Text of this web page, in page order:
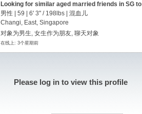
Looking for similar aged married friends in SG to
chat...
男性 | 59 | 6' 3" / 198lbs | 混血儿
Changi, East, Singapore
对象为男生, 女生作为朋友, 聊天对象
在线上: 3个星期前
Please log in to view this profile